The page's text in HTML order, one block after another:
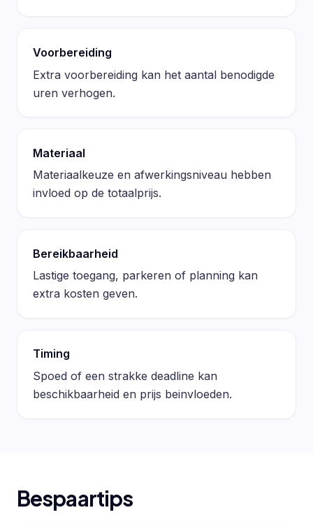
Voorbereiding
Extra voorbereiding kan het aantal benodigde
uren verhogen.
Materiaal
Materiaalkeuze en afwerkingsniveau hebben
invloed op de totaalprijs.
Bereikbaarheid
Lastige toegang, parkeren of planning kan
extra kosten geven.
Timing
Spoed of een strakke deadline kan
beschikbaarheid en prijs beinvloeden.
Bespaartips